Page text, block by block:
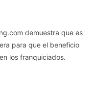
demuestra que es
para que el beneficio
los franquiciados.